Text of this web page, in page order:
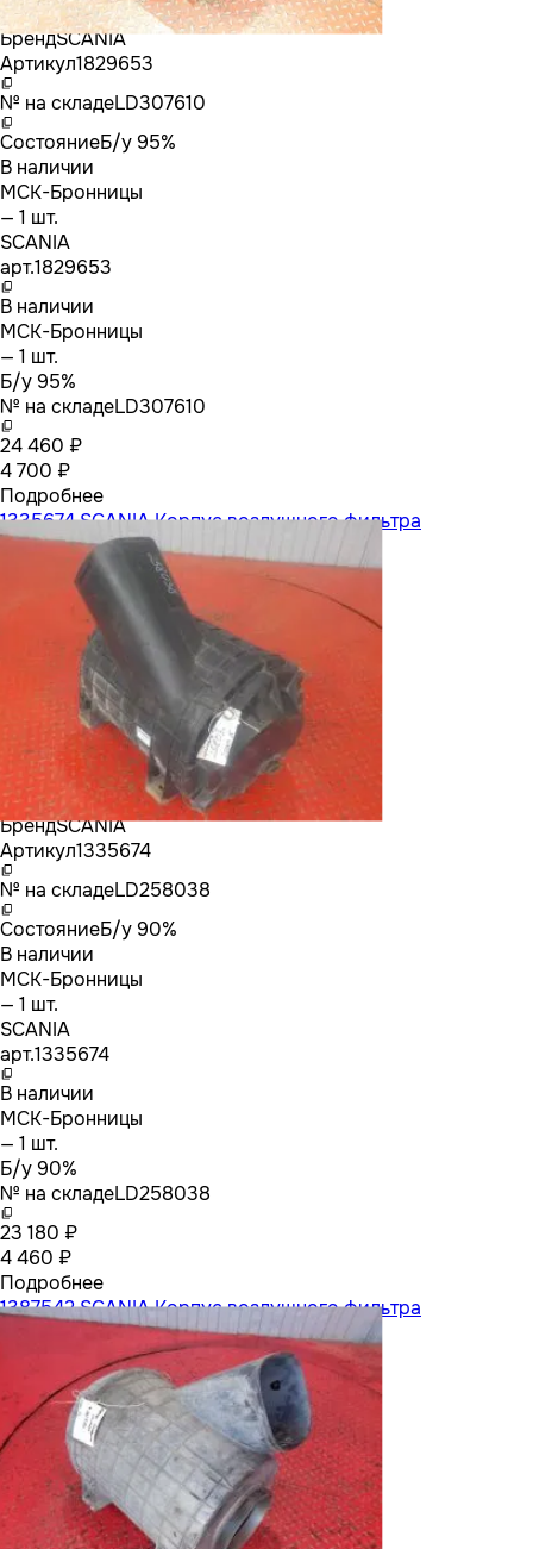
БрендSCANIA
Артикул1829653
№ на складеLD307610
СостояниеБ/у 95%
В наличии
МСК-Бронницы
— 1 шт.
SCANIA
арт.1829653
В наличии
МСК-Бронницы
— 1 шт.
Б/у 95%
№ на складеLD307610
24 460 ₽
4 700 ₽
Подробнее
1335674 SCANIA Корпус воздушного фильтра
БрендSCANIA
Артикул1335674
№ на складеLD258038
СостояниеБ/у 90%
В наличии
МСК-Бронницы
— 1 шт.
SCANIA
арт.1335674
В наличии
МСК-Бронницы
— 1 шт.
Б/у 90%
№ на складеLD258038
23 180 ₽
4 460 ₽
Подробнее
1387542 SCANIA Корпус воздушного фильтра